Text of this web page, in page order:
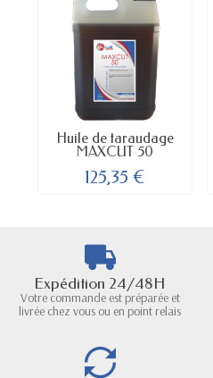
Huile de taraudage
MAXCUT 50
125,35 €
Expédition 24/48H
Votre commande est préparée et
livrée chez vous ou en point relais